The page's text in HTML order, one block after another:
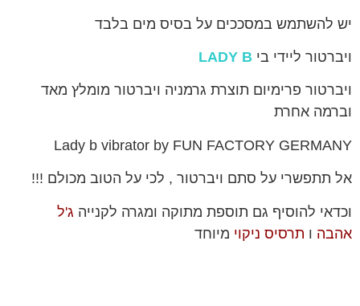
יש להשתמש במסככים על בסיס מים בלבד
ויברטור ליידי בי LADY B
ויברטור פרימיום תוצרת גרמניה ויברטור מומלץ מאד
וברמה אחרת
Lady b vibrator by FUN FACTORY GERMANY
אל תתפשרי על סתם ויברטור , לכי על הטוב מכולם !!!
וכדאי להוסיף גם תוספת מתוקה ומגרה לקנייה ג'ל
אהבה ו תרסיס ניקוי מיוחד